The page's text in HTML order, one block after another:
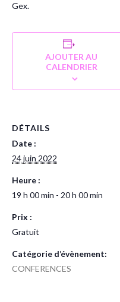
Gex.
AJOUTER AU
CALENDRIER
DÉTAILS
Date :
24 juin 2022
Heure :
19 h 00 min - 20 h 00 min
Prix :
Gratuit
Catégorie d’évènement:
CONFERENCES